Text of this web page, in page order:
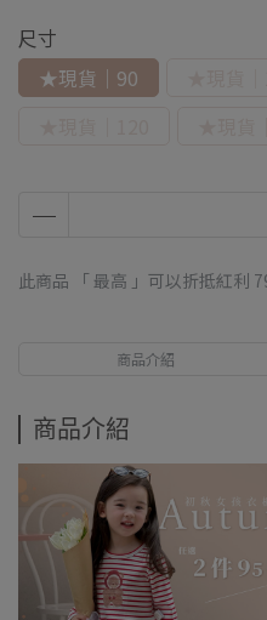
尺寸
★現貨｜90
此商品 「 最高 」可以折抵紅利
商品介紹
商品介紹